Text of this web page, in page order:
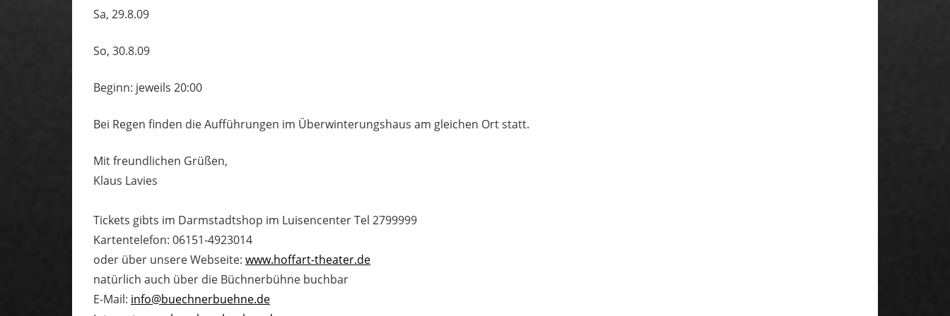
Sa, 29.8.09
So, 30.8.09
Beginn: jeweils 20:00
Bei Regen finden die Aufführungen im Überwinterungshaus am gleichen Ort statt.
Mit freundlichen Grüßen,
Klaus Lavies
Tickets gibts im Darmstadtshop im Luisencenter Tel 2799999
Kartentelefon: 06151-4923014
oder über unsere Webseite: www.hoffart-theater.de
natürlich auch über die Büchnerbühne buchbar
E-Mail: info@buechnerbuehne.de